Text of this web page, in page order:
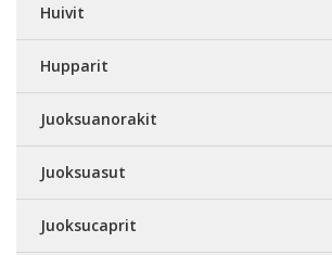
Huivit
Hupparit
Juoksuanorakit
Juoksuasut
Juoksucaprit